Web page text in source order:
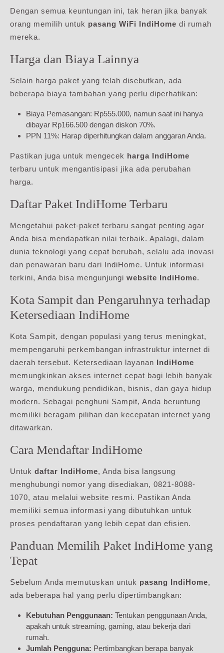
Dengan semua keuntungan ini, tak heran jika banyak
orang memilih untuk pasang WiFi IndiHome di rumah
mereka.
Harga dan Biaya Lainnya
Selain harga paket yang telah disebutkan, ada
beberapa biaya tambahan yang perlu diperhatikan:
Biaya Pemasangan: Rp555.000, namun saat ini hanya
dibayar Rp166.500 dengan diskon 70%.
PPN 11%: Harap diperhitungkan dalam anggaran Anda.
Pastikan juga untuk mengecek harga IndiHome
terbaru untuk mengantisipasi jika ada perubahan
harga.
Daftar Paket IndiHome Terbaru
Mengetahui paket-paket terbaru sangat penting agar
Anda bisa mendapatkan nilai terbaik. Apalagi, dalam
dunia teknologi yang cepat berubah, selalu ada inovasi
dan penawaran baru dari IndiHome. Untuk informasi
terkini, Anda bisa mengunjungi website IndiHome.
Kota Sampit dan Pengaruhnya terhadap
Ketersediaan IndiHome
Kota Sampit, dengan populasi yang terus meningkat,
mempengaruhi perkembangan infrastruktur internet di
daerah tersebut. Ketersediaan layanan IndiHome
memungkinkan akses internet cepat bagi lebih banyak
warga, mendukung pendidikan, bisnis, dan gaya hidup
modern. Sebagai penghuni Sampit, Anda beruntung
memiliki beragam pilihan dan kecepatan internet yang
ditawarkan.
Cara Mendaftar IndiHome
Untuk daftar IndiHome, Anda bisa langsung
menghubungi nomor yang disediakan, 0821-8088-
1070, atau melalui website resmi. Pastikan Anda
memiliki semua informasi yang dibutuhkan untuk
proses pendaftaran yang lebih cepat dan efisien.
Panduan Memilih Paket IndiHome yang
Tepat
Sebelum Anda memutuskan untuk pasang IndiHome,
ada beberapa hal yang perlu dipertimbangkan:
Kebutuhan Penggunaan: Tentukan penggunaan Anda,
apakah untuk streaming, gaming, atau bekerja dari
rumah.
Jumlah Pengguna: Pertimbangkan berapa banyak